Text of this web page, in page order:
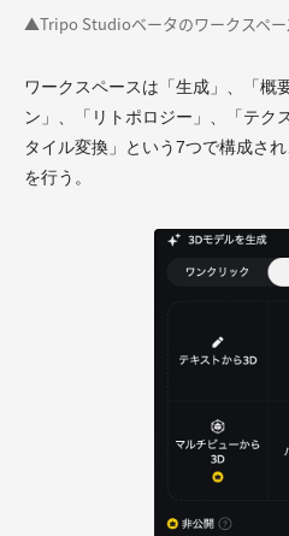
▲Tripo Studioベータのワークスペー
ワークスペースは「生成」、「概
ン」、「リトポロジー」、「テク
タイル変換」という7つで構成さ
を行う。